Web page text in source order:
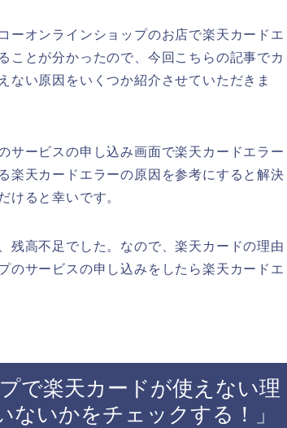
ーオンラインショップのお店で楽天カードエ
ことが分かったので、今回こちらの記事でカ
ない原因をいくつか紹介させていただきま
サービスの申し込み画面で楽天カードエラー
楽天カードエラーの原因を参考にすると解決
けると幸いです。
残高不足でした。なので、楽天カードの理由
のサービスの申し込みをしたら楽天カードエ
で楽天カードが使えない理
ないかをチェックする！」